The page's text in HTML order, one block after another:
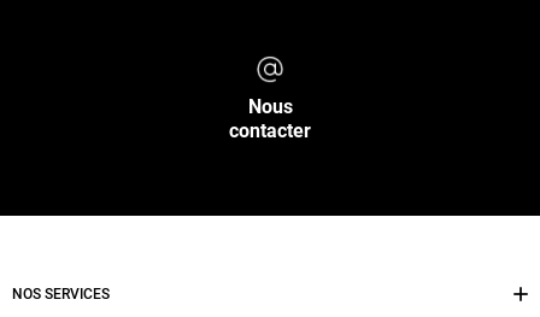
Nous
contacter
NOS SERVICES